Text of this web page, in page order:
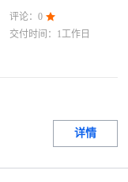
评论：0 
交付时间： 1工作日
详情